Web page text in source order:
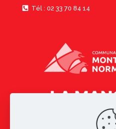
Tél : 02 33 70 84 14